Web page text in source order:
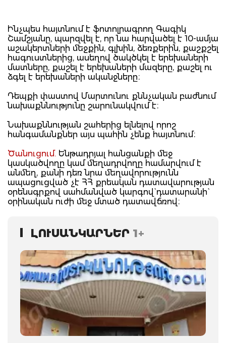
Ինչպես հայտնում է ֆոտոլրագրող Գագիկ
Շամշյանը, պարզվել է, որ նա հարվածել է 10-ամյա
աշակերտների մեջքին, գլխին, ձեռքերին, քաշքշել
հագուստներից, ասեղով ծակծկել է երեխաների
մատները, քաշել է երեխաների մազերը, քաշել ու
ձգել է երեխաների ականջները։
Դեպքի փաստով Մարտունու քննչական բաժնում
նախաքննությունը շարունակվում է։
Նախաքննության շահերից ելնելով որոշ
հանգամանքներ այս պահին չենք հայտնում։
Ծանուցում. Ենթադրյալ հանցանքի մեջ
կասկածվողը կամ մեղադրվողը համարվում է
անմեղ, քանի դեռ նրա մեղավորությունն
ապացուցված չէ ՀՀ քրեական դատավարության
օրենսգրքով սահմանված կարգով` դատարանի`
օրինական ուժի մեջ մտած դատավճռով։
ԼՈՒՍԱՆԿԱՐՆԵՐ 1+